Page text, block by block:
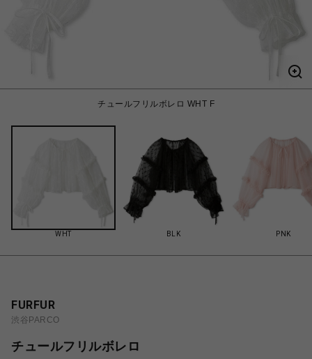
チュールフリルボレロ WHT F
WHT BLK PNK
FURFUR
渋谷PARCO
チュールフリルボレロ